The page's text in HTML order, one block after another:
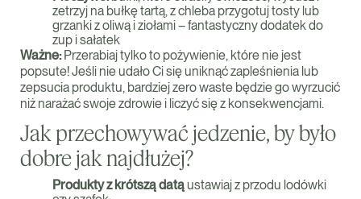
zetrzyj na bułkę tartą, z chleba przygotuj tosty lub
grzanki z oliwą i ziołami – fantastyczny dodatek do
zup i sałatek
Ważne:Przerabiaj tylko to pożywienie, które nie jest
popsute! Jeśli nie udało Ci się uniknąć zapleśnienia lub
zepsucia produktu, bardziej zero waste będzie go wyrzucić
niż narażać swoje zdrowie i liczyć się z konsekwencjami.
Jak przechowywać jedzenie, by było
dobre jak najdłużej?
Produkty z krótszą datąustawiaj z przodu lodówki